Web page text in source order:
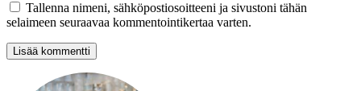
Tallenna nimeni, sähköpostiosoitteeni ja sivustoni tähän
selaimeen seuraavaa kommentointikertaa varten.